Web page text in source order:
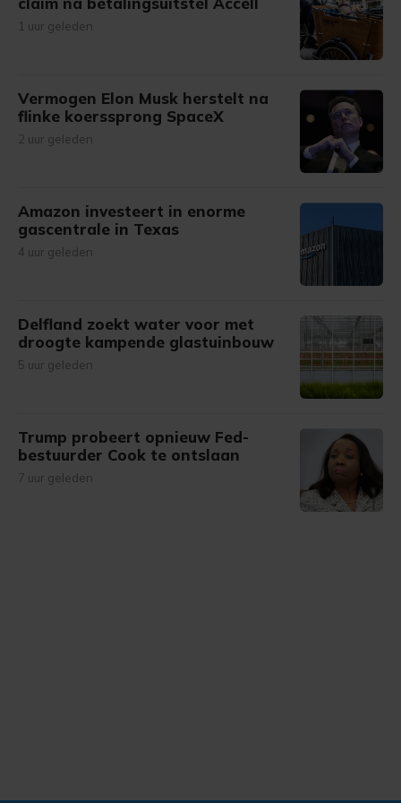
1 uur geleden
Vermogen Elon Musk herstelt na
flinke koerssprong SpaceX
2 uur geleden
Amazon investeert in enorme
gascentrale in Texas
4 uur geleden
Delfland zoekt water voor met
droogte kampende glastuinbouw
5 uur geleden
Trump probeert opnieuw Fed-
bestuurder Cook te ontslaan
7 uur geleden